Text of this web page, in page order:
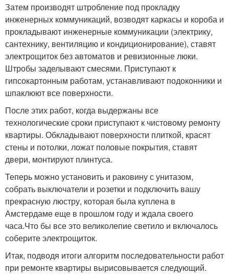
Затем производят штробление под прокладку
инженерных коммуникаций, возводят каркасы и короба и
прокладывают инженерные коммуникации (электрику,
сантехнику, вентиляцию и кондиционирование), ставят
электрощиток без автоматов и ревизионные люки.
Штробы заделывают смесями. Приступают к
гипсокартонным работам, устанавливают подоконники и
шпаклюют все поверхности.
После этих работ, когда выдержаны все
технологические сроки приступают к чистовому ремонту
квартиры. Обкладывают поверхности плиткой, красят
стены и потолки, ложат половые покрытия, ставят
двери, монтируют плинтуса.
Теперь можно установить и раковину с унитазом,
собрать выключатели и розетки и подключить вашу
прекрасную люстру, которая была куплена в
Амстердаме еще в прошлом году и ждала своего
часа.Что бы все это великолепие светило и включалось
соберите электрощиток.
Итак, подводя итоги алгоритм последовательности работ
при ремонте квартиры вырисовывается следующий.